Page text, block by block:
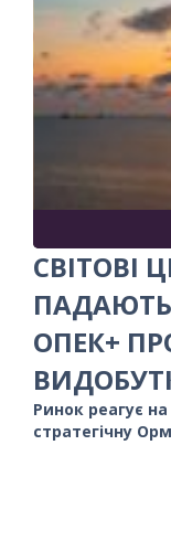
СВІТОВІ
ПАДАЮТЬ
ОПЕК+
Ринок реагує
стратегічну